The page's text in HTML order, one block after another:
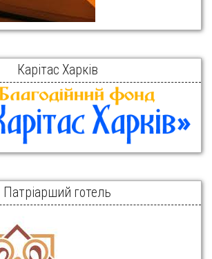
Карітас Харків
Патріарший готель